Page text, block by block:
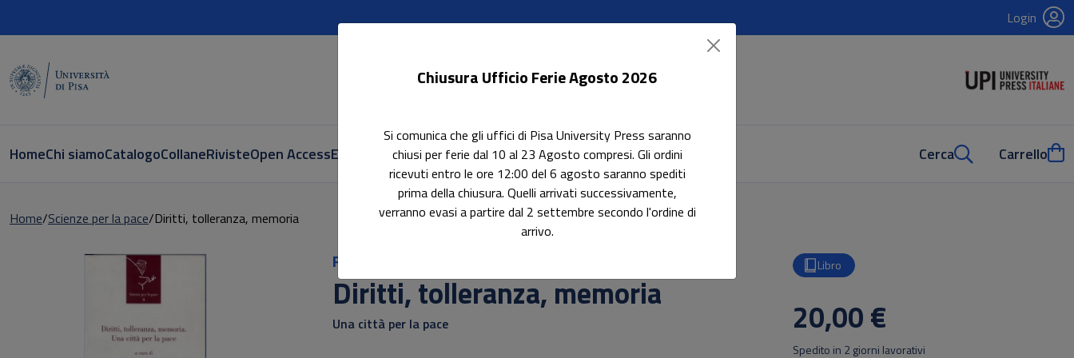
Login
HomeChi siamoCatalogoCollaneRivisteOpen AccessE-book AccessibiliIn evidenzaPubblica con noi Cerca Carrello
Home Scienze per la pace Diritti, tolleranza, memoria
Ricerca
Diritti, tolleranza, memoria
Una città per la pace
Libro
20,00 €
Spedito in 2 giorni lavorativi
Chiusura Ufficio Ferie Agosto 2026
Si comunica che gli uffici di Pisa University Press saranno
chiusi per ferie dal 10 al 23 Agosto compresi. Gli ordini
ricevuti entro le ore 12:00 del 6 agosto saranno spediti
prima della chiusura. Quelli arrivati successivamente,
verranno evasi a partire dal 2 settembre secondo l'ordine di
arrivo.